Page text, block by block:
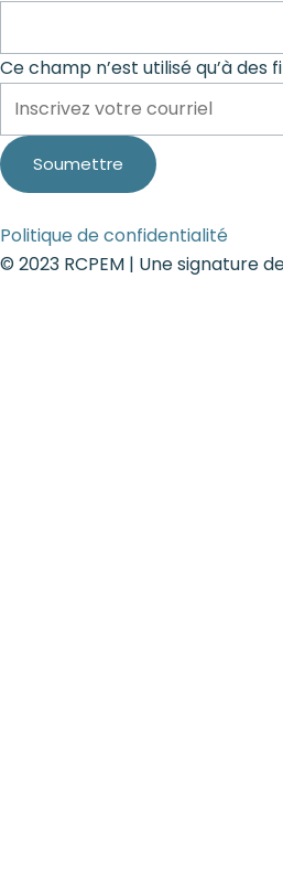
Ce champ n’est utilisé qu’à
Politique de confidentialité
© 2023 RCPEM | Une signature